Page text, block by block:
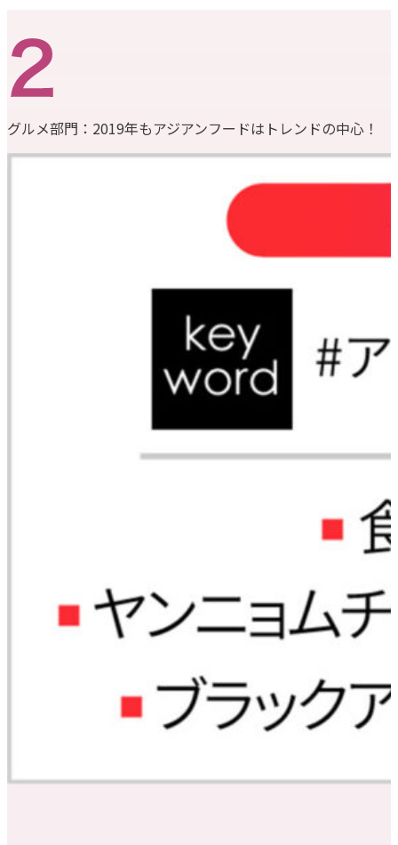
グルメ部門：2019年もアジアンフードはトレンドの中心！